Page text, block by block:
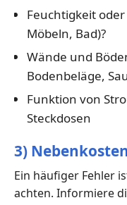
Feuchtigkeit
Möbeln, Bad)?
Wände und
Bodenbeläge,
Funktion von
Steckdosen
3)
Ein häufiger Fehler
achten. Informiere